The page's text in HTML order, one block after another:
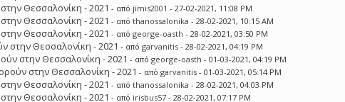
Θεσσαλονίκη - 2021 - από jimis2001 - 27-02-2021, 11:08 PM
Θεσσαλονίκη - 2021 - απόthanossalonika - 28-02-2021, 10:15 AM
Θεσσαλονίκη - 2021 - απόgeorge-oasth - 28-02-2021, 03:50 PM
στην Θεσσαλονίκη - 2021 - απόgarvanitis - 28-02-2021, 04:19 PM
στην Θεσσαλονίκη - 2021 - απόgeorge-oasth - 01-03-2021, 04:19 PM
στην Θεσσαλονίκη - 2021 - απόgarvanitis - 01-03-2021, 05:14 PM
Θεσσαλονίκη - 2021 - απόthanossalonika - 28-02-2021, 04:03 PM
Θεσσαλονίκη - 2021 - από irisbus57 - 28-02-2021, 07:17 PM